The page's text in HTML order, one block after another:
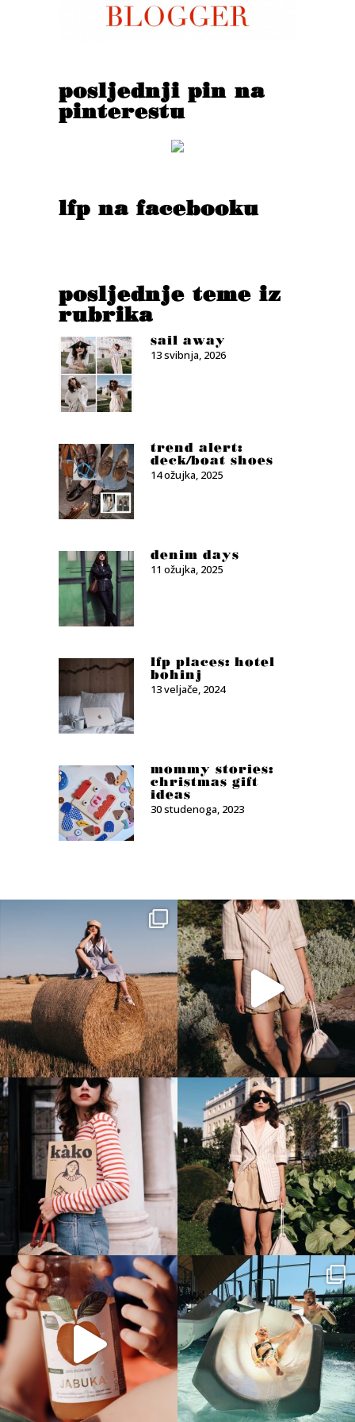
posljednji pin na
pinterestu
lfp na facebooku
posljednje teme iz
rubrika
sail away
13 svibnja, 2026
trend alert:
deck/boat shoes
14 ožujka, 2025
denim days
11 ožujka, 2025
lfp places: hotel
bohinj
13 veljače, 2024
mommy stories:
christmas gift
ideas
30 studenoga, 2023